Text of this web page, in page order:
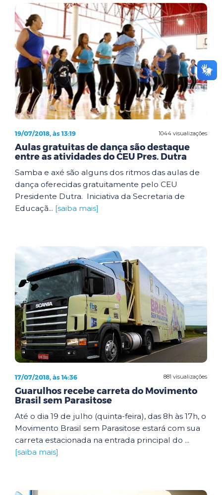
1044 visualizações
19/07/2018, às 13:19
Aulas gratuitas de dança são destaque
entre as atividades do CEU Pres. Dutra
Samba e axé são alguns dos ritmos das aulas de
dança oferecidas gratuitamente pelo CEU
Presidente Dutra. Iniciativa da Secretaria de
Educaçã... [saiba mais]
881 visualizações
17/07/2018, às 14:36
Guarulhos recebe carreta do Movimento
Brasil sem Parasitose
Até o dia 19 de julho (quinta-feira), das 8h às 17h, o
Movimento Brasil sem Parasitose estará com sua
carreta estacionada na entrada principal do ...
[saiba mais]